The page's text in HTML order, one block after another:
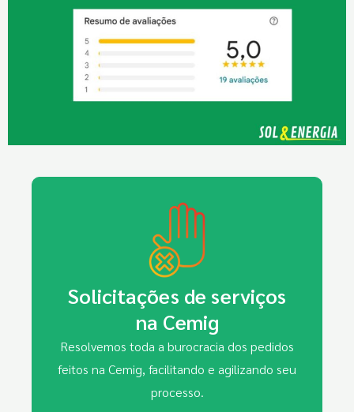
Solicitações de serviços
na Cemig
Resolvemos toda a burocracia dos pedidos
feitos na Cemig, facilitando e agilizando seu
processo.